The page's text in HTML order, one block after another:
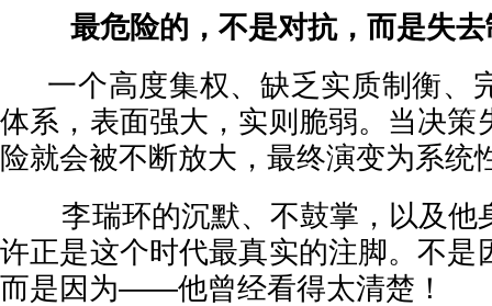
最危险的，不是对抗，而是失
一个高度集权、缺乏实质制衡、
体系，表面强大，实则脆弱。当决策
险就会被不断放大，最终演变为系统
李瑞环的沉默、不鼓掌，以及他
许正是这个时代最真实的注脚。不是
而是因为——他曾经看得太清楚！